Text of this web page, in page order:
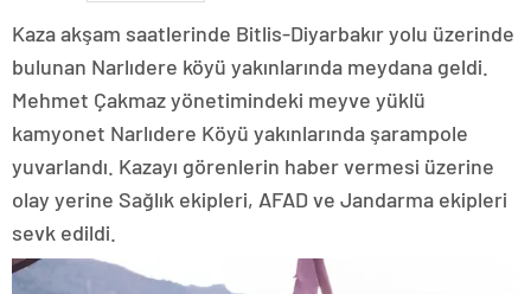
Kaza akşam saatlerinde Bitlis-Diyarbakır yolu üzerinde
bulunan Narlıdere köyü yakınlarında meydana geldi.
Mehmet Çakmaz yönetimindeki meyve yüklü
kamyonet Narlıdere Köyü yakınlarında şarampole
yuvarlandı. Kazayı görenlerin haber vermesi üzerine
olay yerine Sağlık ekipleri, AFAD ve Jandarma ekipleri
sevk edildi.